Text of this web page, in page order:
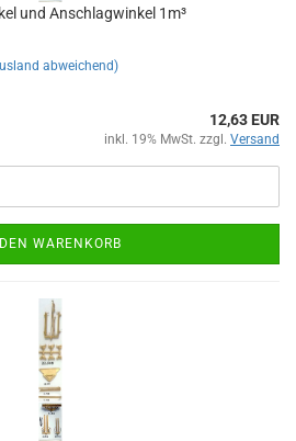
und Anschlagwinkel 1m³
abweichend)
12,63 EUR
inkl. 19% MwSt. zzgl. Versand
DEN WARENKORB